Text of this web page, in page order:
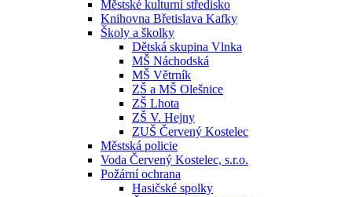
Městské kulturní středisko
Knihovna Břetislava Kafky
Školy a školky
Dětská skupina Vlnka
MŠ Náchodská
MŠ Větrník
ZŠ a MŠ Olešnice
ZŠ Lhota
ZŠ V. Hejny
ZUŠ Červený Kostelec
Městská policie
Voda Červený Kostelec, s.r.o.
Požární ochrana
Hasičské spolky